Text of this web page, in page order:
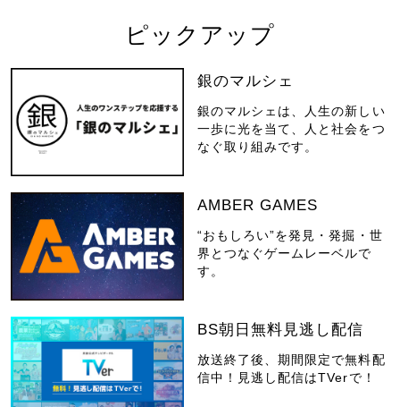
ピックアップ
銀のマルシェ
銀のマルシェは、人生の新しい
一歩に光を当て、人と社会をつ
なぐ取り組みです。
AMBER GAMES
“おもしろい”を発見・発掘・世
界とつなぐゲームレーベルで
す。
BS朝日無料見逃し配信
放送終了後、期間限定で無料配
信中！見逃し配信はTVerで！